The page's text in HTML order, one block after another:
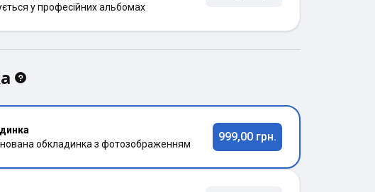
у професійних альбомах
обкладинка з фотозображенням
999,00 грн.